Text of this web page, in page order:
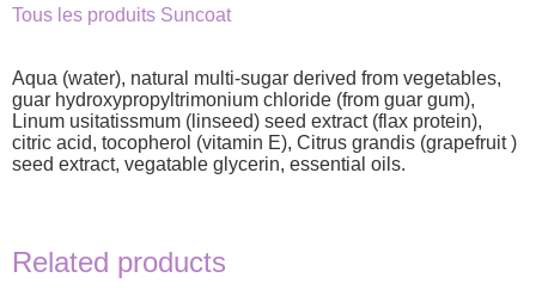
Tous les produits Suncoat
Aqua (water), natural multi-sugar derived from vegetables,
guar hydroxypropyltrimonium chloride (from guar gum),
Linum usitatissmum (linseed) seed extract (flax protein),
citric acid, tocopherol (vitamin E), Citrus grandis (grapefruit )
seed extract, vegatable glycerin, essential oils.
Related products